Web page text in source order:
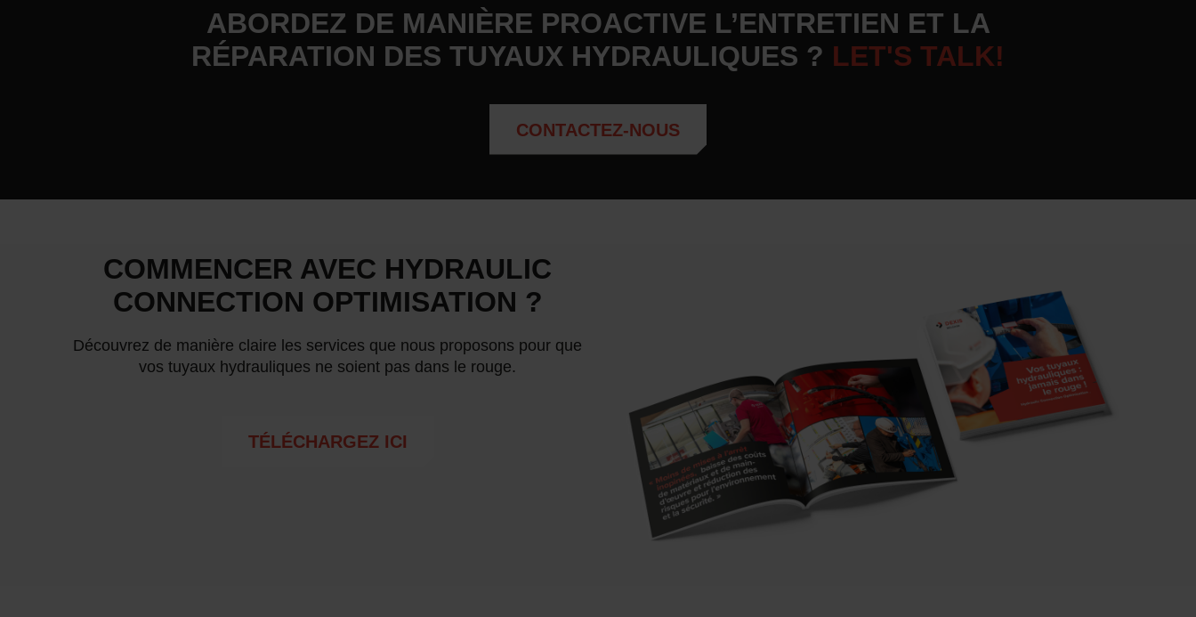
ABORDEZ DE MANIÈRE PROACTIVE L’ENTRETIEN ET LA
RÉPARATION DES TUYAUX HYDRAULIQUES ? LET'S TALK!
CONTACTEZ-NOUS
COMMENCER AVEC HYDRAULIC
CONNECTION OPTIMISATION ?
Découvrez de manière claire les services que nous proposons pour que
vos tuyaux hydrauliques ne soient pas dans le rouge.
TÉLÉCHARGEZ ICI